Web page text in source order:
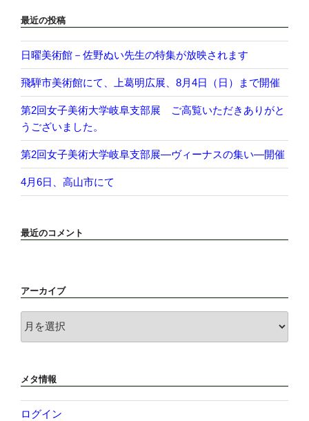
最近の投稿
日曜美術館－佐野ぬい先生の特集が放映されます
飛騨市美術館にて、上葛明広展、8月4日（日）まで開催
第2回女子美術大学岐阜支部展 ご高覧いただきありがと
うございました。
第2回女子美術大学岐阜支部展―ヴィーナスの集い―開催
4月6日、高山市にて
最近のコメント
アーカイブ
ー
ブ
メタ情報
ログイン